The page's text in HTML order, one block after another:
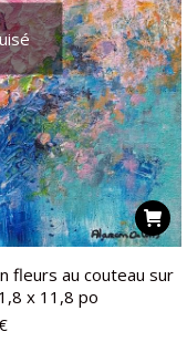
fleurs au couteau sur
x 11,8 po